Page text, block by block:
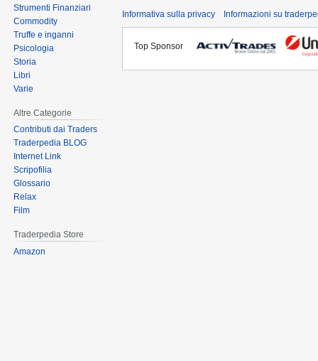
Strumenti Finanziari
Commodity
Truffe e inganni
Psicologia
Storia
Libri
Varie
Altre Categorie
Contributi dai Traders
Traderpedia BLOG
Internet Link
Scripofilia
Glossario
Relax
Film
Traderpedia Store
Amazon
Informativa sulla privacy Informazioni su
Top Sponsor